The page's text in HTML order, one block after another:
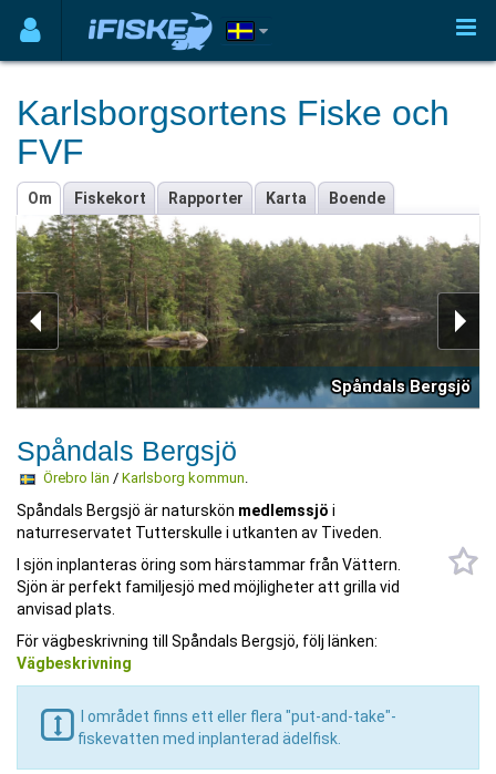
Karlsborgsortens Fiske och
FVF
Om Fiskekort Rapporter Karta Boende
Spåndals Bergsjö
Spåndals Bergsjö
Örebro län / Karlsborg kommun.
Spåndals Bergsjö är naturskön medlemssjö i
naturreservatet Tutterskulle i utkanten av Tiveden.
I sjön inplanteras öring som härstammar från Vättern.
Sjön är perfekt familjesjö med möjligheter att grilla vid
anvisad plats.
För vägbeskrivning till Spåndals Bergsjö, följ länken:
Vägbeskrivning
I området finns ett eller flera "put-and-take"-
fiskevatten med inplanterad ädelfisk.